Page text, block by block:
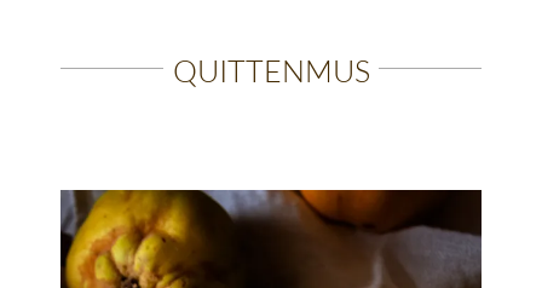
QUITTENMUS